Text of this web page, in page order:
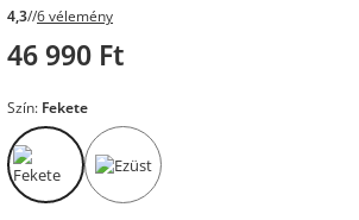
4,3//6 vélemény
46 990 Ft
Szín: Fekete